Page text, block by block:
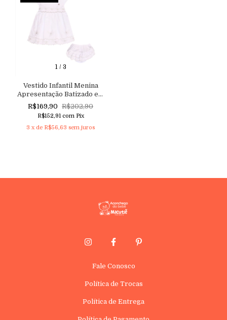
1/ 3
Vestido Infantil Menina
Apresentação Batizado em
tricoline com Manga
Princesa, Bordado floral e
Barrado Nuvem Aconchego
do Bebê
R$169,90 R$202,90
R$152,91 com Pix
3 x de R$56,63 sem juros
Fale Conosco
Política de Trocas
Política de Entrega